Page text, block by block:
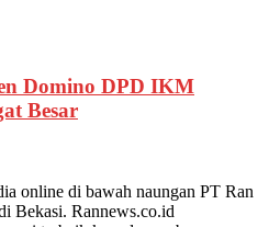
Domino DPD IKM
Besar
online di bawah naungan PT Ran
Bekasi. Rannews.co.id